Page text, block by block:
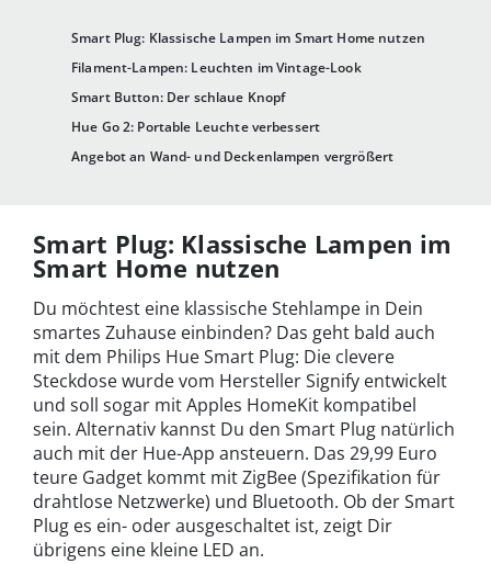
Smart Plug: Klassische Lampen im Smart Home nutzen
Filament-Lampen: Leuchten im Vintage-Look
Smart Button: Der schlaue Knopf
Hue Go 2: Portable Leuchte verbessert
Angebot an Wand- und Deckenlampen vergrößert
Smart Plug: Klassische Lampen im
Smart Home nutzen
Du möchtest eine klassische Stehlampe in Dein
smartes Zuhause einbinden? Das geht bald auch
mit dem Philips Hue Smart Plug: Die clevere
Steckdose wurde vom Hersteller Signify entwickelt
und soll sogar mit Apples HomeKit kompatibel
sein. Alternativ kannst Du den Smart Plug natürlich
auch mit der Hue-App ansteuern. Das 29,99 Euro
teure Gadget kommt mit ZigBee (Spezifikation für
drahtlose Netzwerke) und Bluetooth. Ob der Smart
Plug es ein- oder ausgeschaltet ist, zeigt Dir
übrigens eine kleine LED an.